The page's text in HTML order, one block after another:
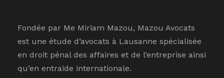
Fondée par Me Miriam Mazou, Mazou Avocats
est une étude d’avocats à Lausanne spécialisée
en droit pénal des affaires et de l’entreprise ainsi
qu’en entraide internationale.